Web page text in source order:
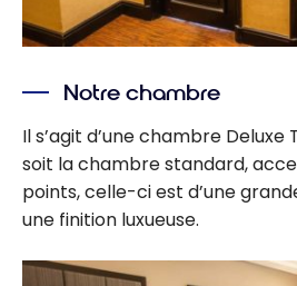
Notre chambre
Il s’agit d’une chambre Deluxe
soit la chambre standard,
points, celle-ci est d’une
une finition luxueuse.